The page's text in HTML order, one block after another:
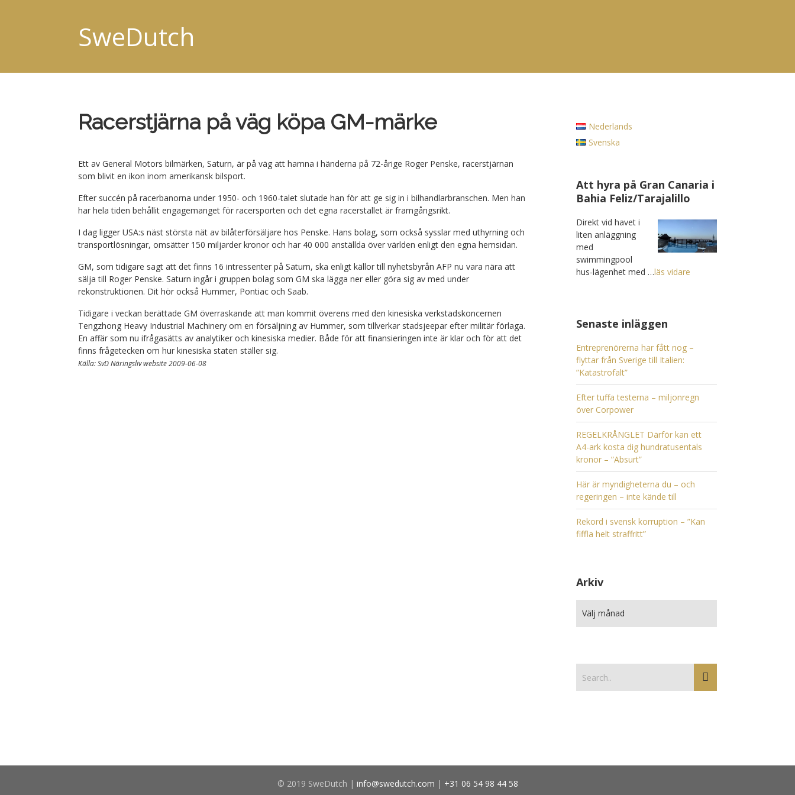
SweDutch
Racerstjärna på väg köpa GM-märke
Ett av General Motors bilmärken, Saturn, är på väg att hamna i händerna på 72-årige Roger Penske, racerstjärnan
som blivit en ikon inom amerikansk bilsport.
Efter succén på racerbanorna under 1950- och 1960-talet slutade han för att ge sig in i bilhandlarbranschen. Men han
har hela tiden behållit engagemanget för racersporten och det egna racerstallet är framgångsrikt.
I dag ligger USA:s näst största nät av bilåterförsäljare hos Penske. Hans bolag, som också sysslar med uthyrning och
transportlösningar, omsätter 150 miljarder kronor och har 40 000 anställda över världen enligt den egna hemsidan.
GM, som tidigare sagt att det finns 16 intressenter på Saturn, ska enligt källor till nyhetsbyrån AFP nu vara nära att
sälja till Roger Penske. Saturn ingår i gruppen bolag som GM ska lägga ner eller göra sig av med under
rekonstruktionen. Dit hör också Hummer, Pontiac och Saab.
Tidigare i veckan berättade GM överraskande att man kommit överens med den kinesiska verkstadskoncernen
Tengzhong Heavy Industrial Machinery om en försäljning av Hummer, som tillverkar stadsjeepar efter militär förlaga.
En affär som nu ifrågasätts av analytiker och kinesiska medier. Både för att finansieringen inte är klar och för att det
finns frågetecken om hur kinesiska staten ställer sig.
Källa: SvD Näringsliv website 2009-06-08
Nederlands
Svenska
Att hyra på Gran Canaria i
Bahia Feliz/Tarajalillo
Direkt vid havet i
liten anläggning
med
swimmingpool
hus-lägenhet med …läs vidare
Senaste inläggen
Entreprenörerna har fått nog –
flyttar från Sverige till Italien:
”Katastrofalt”
Efter tuffa testerna – miljonregn
över Corpower
REGELKRÅNGLET Därför kan ett
A4-ark kosta dig hundratusentals
kronor – ”Absurt”
Här är myndigheterna du – och
regeringen – inte kände till
Rekord i svensk korruption – ”Kan
fiffla helt straffritt”
Arkiv
© 2019 SweDutch | info@swedutch.com | +31 06 54 98 44 58